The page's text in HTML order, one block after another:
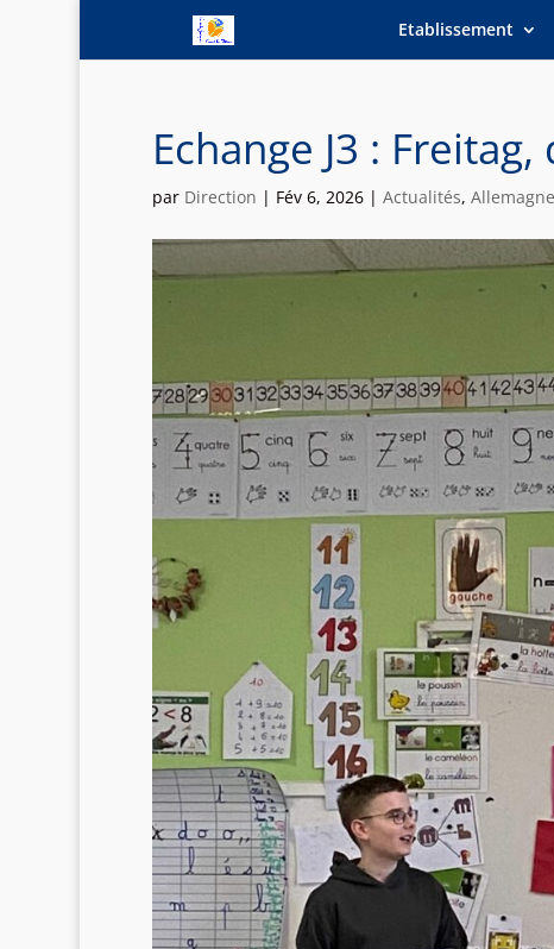
Etablissement
Echange J3 :
par Direction | Fév 6, 2026| Actualités, Allemagne